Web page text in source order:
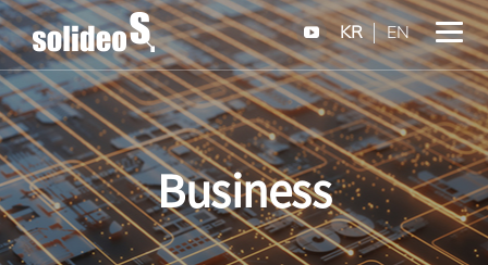
KR EN
Business